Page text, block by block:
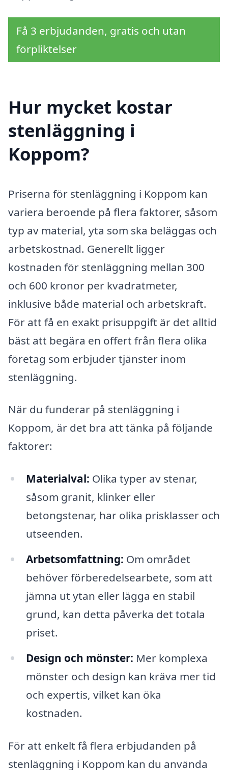
Få 3 erbjudanden, gratis och utan
förpliktelser
Hur mycket kostar
stenläggning i
Koppom?
Priserna för stenläggning i Koppom kan
variera beroende på flera faktorer, såsom
typ av material, yta som ska beläggas och
arbetskostnad. Generellt ligger
kostnaden för stenläggning mellan 300
och 600 kronor per kvadratmeter,
inklusive både material och arbetskraft.
För att få en exakt prisuppgift är det alltid
bäst att begära en offert från flera olika
företag som erbjuder tjänster inom
stenläggning.
När du funderar på stenläggning i
Koppom, är det bra att tänka på följande
faktorer:
Materialval: Olika typer av stenar,
såsom granit, klinker eller
betongstenar, har olika prisklasser och
utseenden.
Arbetsomfattning: Om området
behöver förberedelsearbete, som att
jämna ut ytan eller lägga en stabil
grund, kan detta påverka det totala
priset.
Design och mönster: Mer komplexa
mönster och design kan kräva mer tid
och expertis, vilket kan öka
kostnaden.
För att enkelt få flera erbjudanden på
stenläggning i Koppom kan du använda